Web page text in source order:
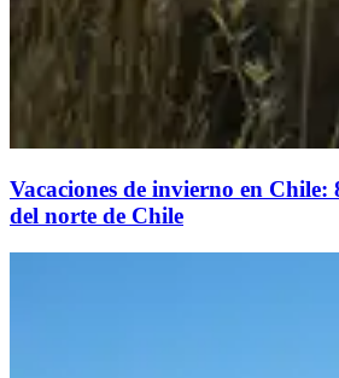
Vacaciones de invierno en Chile:
del norte de Chile